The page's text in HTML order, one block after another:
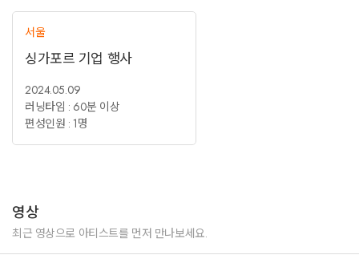
서울
싱가포르 기업 행사
2024.05.09
러닝타임 : 60분 이상
편성인원 : 1명
영상
최근 영상으로 아티스트를 먼저 만나보세요.